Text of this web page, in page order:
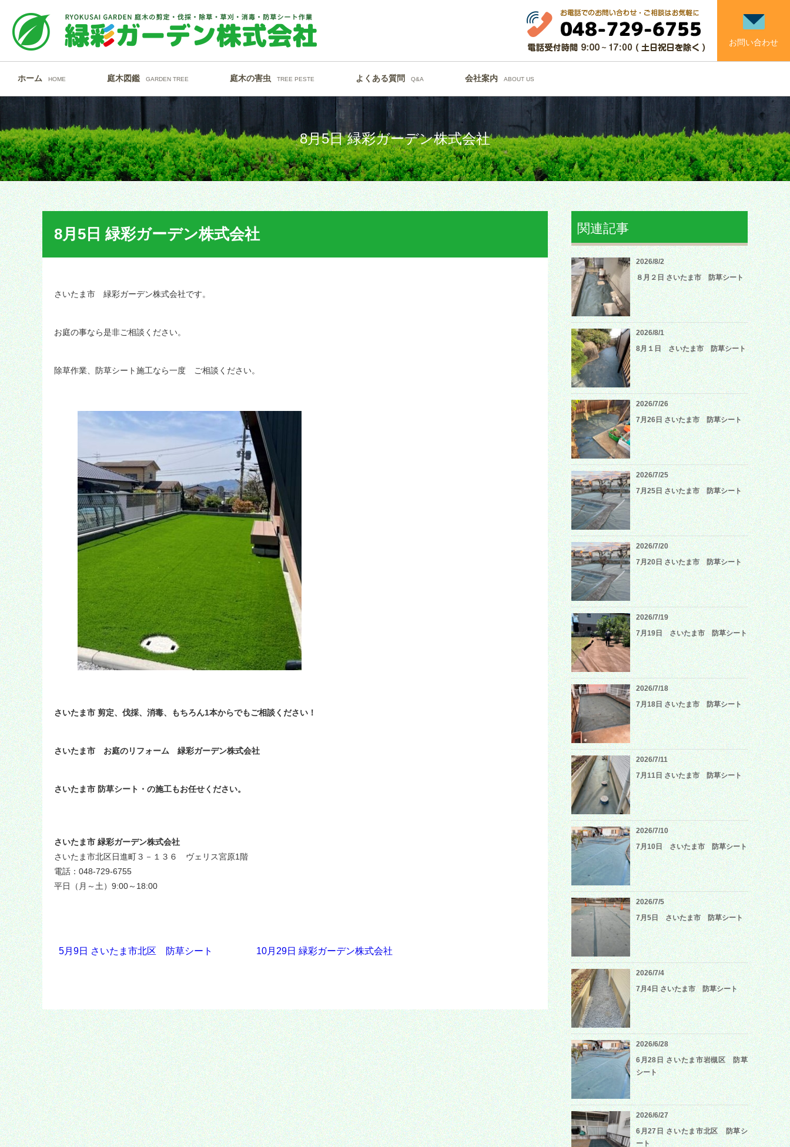
お問い合わせ
ホーム HOME 庭木図鑑 GARDEN TREE 庭木の害虫 TREE PESTE よくある質問 Q&A 会社案内 ABOUT US
8月5日 緑彩ガーデン株式会社
8月5日 緑彩ガーデン株式会社
さいたま市 緑彩ガーデン株式会社です。
お庭の事なら是非ご相談ください。
除草作業、防草シート施工なら一度 ご相談ください。
さいたま市 剪定、伐採、消毒、もちろん1本からでもご相談ください！
さいたま市 お庭のリフォーム 緑彩ガーデン株式会社
さいたま市 防草シート・の施工もお任せください。
さいたま市 緑彩ガーデン株式会社
さいたま市北区日進町３－１３６ ヴェリス宮原1階
電話：048-729-6755
平日（月～土）9:00～18:00
5月9日 さいたま市北区 防草シート 10月29日 緑彩ガーデン株式会社
関連記事
2026/8/2
８月２日 さいたま市 防草シート
2026/8/1
8月１日 さいたま市 防草シート
2026/7/26
7月26日 さいたま市 防草シート
2026/7/25
7月25日 さいたま市 防草シート
2026/7/20
7月20日 さいたま市 防草シート
2026/7/19
7月19日 さいたま市 防草シート
2026/7/18
7月18日 さいたま市 防草シート
2026/7/11
7月11日 さいたま市 防草シート
2026/7/10
7月10日 さいたま市 防草シート
2026/7/5
7月5日 さいたま市 防草シート
2026/7/4
7月4日 さいたま市 防草シート
2026/6/28
6月28日 さいたま市岩槻区 防草
シート
2026/6/27
6月27日 さいたま市北区 防草シ
ート